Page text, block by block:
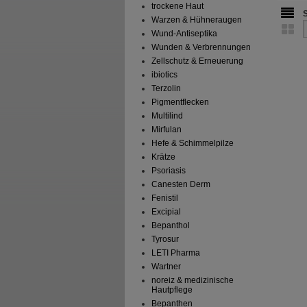
trockene Haut
Warzen & Hühneraugen
Wund-Antiseptika
Wunden & Verbrennungen
Zellschutz & Erneuerung
ibiotics
Terzolin
Pigmentflecken
Multilind
Mirfulan
Hefe & Schimmelpilze
Krätze
Psoriasis
Canesten Derm
Fenistil
Excipial
Bepanthol
Tyrosur
LETI Pharma
Wartner
noreiz & medizinische
Hautpflege
Bepanthen